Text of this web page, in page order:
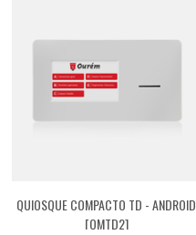
QUIOSQUE COMPACTO TD - ANDROID
[QMTD2]